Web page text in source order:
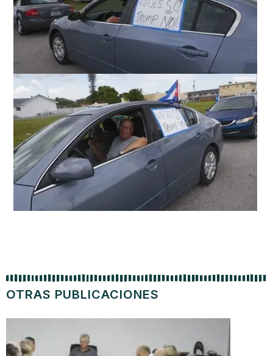
OTRAS PUBLICACIONES